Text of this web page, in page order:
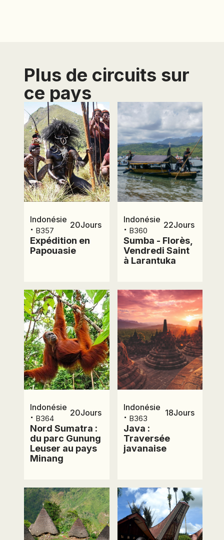
Plus de circuits sur
ce pays
Indonésie
⋅ B357
20Jours
Expédition en
Papouasie
Indonésie
⋅ B360
22Jours
Sumba - Florès,
Vendredi Saint
à Larantuka
Indonésie
⋅ B364
20Jours
Nord Sumatra :
du parc Gunung
Leuser au pays
Minang
Indonésie
⋅ B363
18Jours
Java :
Traversée
javanaise